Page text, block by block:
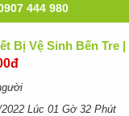
444 980
Bị Vệ Sinh Bến Tre |
Lúc 01 Gờ 32 Phút